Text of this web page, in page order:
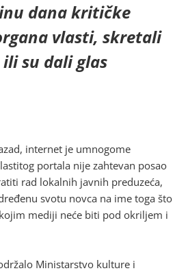
dana kritičke
vlasti, skretali
su dali glas
internet je umnogome
portala nije zahtevan posao
rad lokalnih javnih preduzeća,
svotu novca na ime toga što
mediji neće biti pod okriljem i
Ministarstvo kulture i